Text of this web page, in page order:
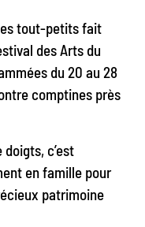
tout-petits fait
des Arts du
du 20 au 28
comptines près
c’est
en famille pour
patrimoine